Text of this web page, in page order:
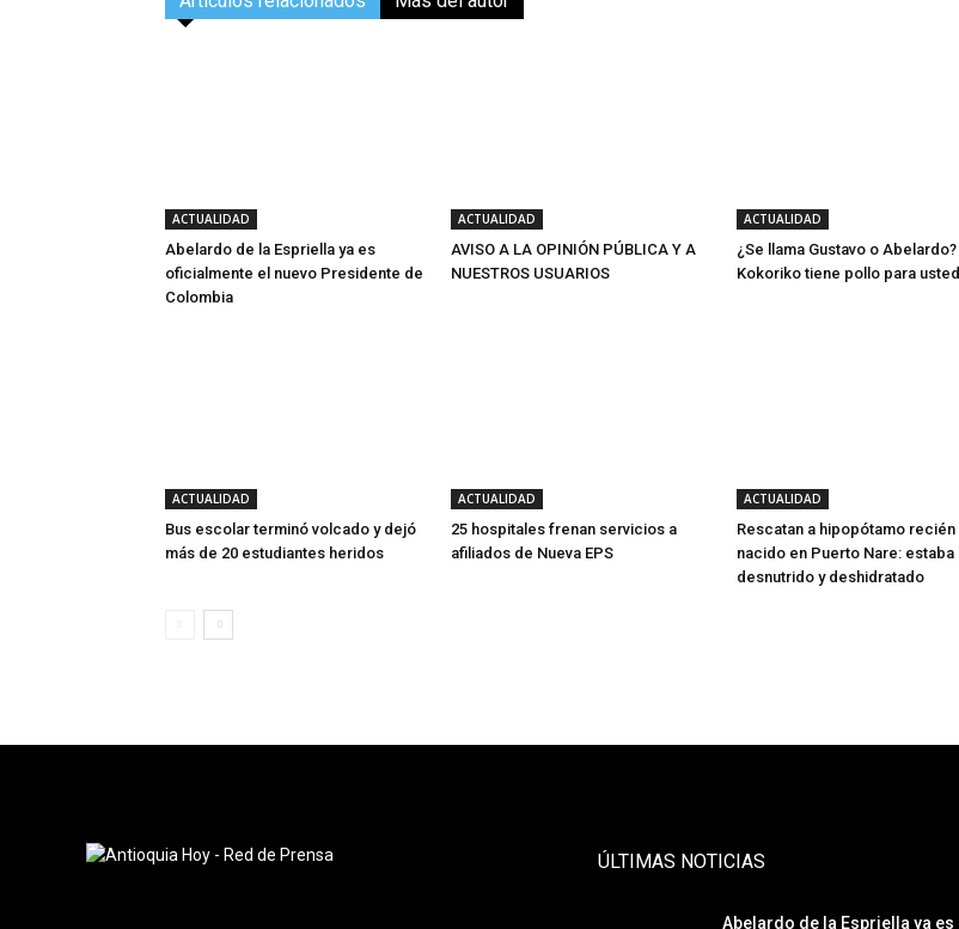
ACTUALIDAD
Abelardo de la Espriella ya es
oficialmente el nuevo Presidente de
Colombia
ACTUALIDAD
AVISO A LA OPINIÓN PÚBLICA Y A
NUESTROS USUARIOS
ACTUALIDAD
¿Se llama Gustavo o Abelardo?
Kokoriko tiene pollo para usted
ACTUALIDAD
Bus escolar terminó volcado y dejó
más de 20 estudiantes heridos
ACTUALIDAD
25 hospitales frenan servicios a
afiliados de Nueva EPS
ACTUALIDAD
Rescatan a hipopótamo recién
nacido en Puerto Nare: estaba
desnutrido y deshidratado
ÚLTIMAS NOTICIAS
Abelardo de la Espriella ya es